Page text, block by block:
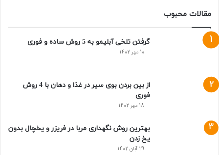
مقالات محبوب
گرفتن تلخی آبلیمو به 5 روش ساده و فوری
10 مهر 1402
از بین بردن بوی سیر در غذا و دهان با 4 روش
فوری
18 مهر 1402
بهترین روش نگهداری مربا در فریزر و یخچال بدون
یخ زدن
29 آبان 1402